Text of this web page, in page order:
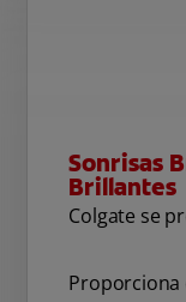
Sonrisas
Brillantes
Colgate se
Proporciona